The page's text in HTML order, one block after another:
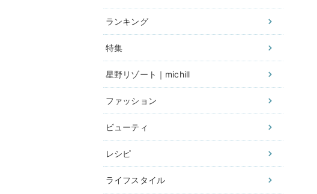
ランキング
特集
星野リゾート｜michill
ファッション
ビューティ
レシピ
ライフスタイル